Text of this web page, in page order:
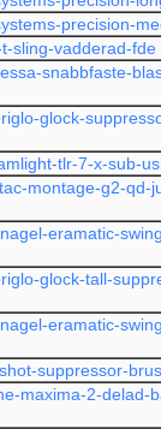
precision-
sling-vadderad-fde
snabbfaste-
glock-
tlr-7-x-sub-
montage-g2-qd-
eramatic-
glock-tall-
eramatic-
suppressor-
maxima-2-delad-